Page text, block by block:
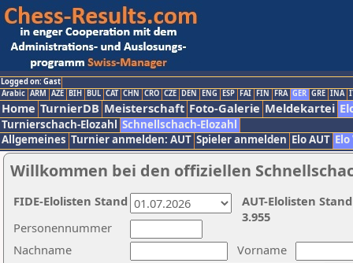
Logged on: Gast
Arabic ARM AZE BIH BUL CAT CHN CRO CZE DEN ENG ESP FAI FIN FRA GER GRE INA
Home TurnierDB Meisterschaft Foto-Galerie Meldekartei
Turnierschach-Elozahl Schnellschach-Elozahl
Allgemeines Turnier anmelden: AUT Spieler anmelden Elo AUT
Willkommen bei den offiziellen
Nachname
Vorname
Personennummer
AUT-Elolisten
3.955
FIDE-Elolisten Stand